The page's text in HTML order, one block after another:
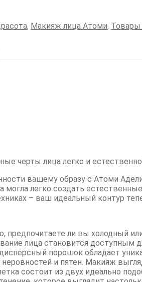
, Макияж лица Атоми, Товары
черты лица легко и
вашему образу с Атоми
легко создать
– ваш идеальный контур
предпочитаете ли вы холодный
лица становится доступным
порошок обладает
и пятен. Макияж
состоит из двух идеально